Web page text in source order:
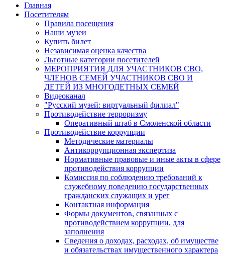
Главная
Посетителям
Правила посещения
Наши музеи
Купить билет
Независимая оценка качества
Льготные категории посетителей
МЕРОПРИЯТИЯ ДЛЯ УЧАСТНИКОВ СВО,
ЧЛЕНОВ СЕМЕЙ УЧАСТНИКОВ СВО И
ДЕТЕЙ ИЗ МНОГОДЕТНЫХ СЕМЕЙ
Видеоканал
"Русский музей: виртуальный филиал"
Противодействие терроризму
Оперативный штаб в Смоленской области
Противодействие коррупции
Методические материалы
Антикоррупционная экспертиза
Нормативные правовые и иные акты в сфере
противодействия коррупции
Комиссия по соблюдению требований к
служебному поведению государственных
гражданских служащих и урег
Контактная информация
Формы документов, связанных с
противодействием коррупции, для
заполнения
Сведения о доходах, расходах, об имуществе
и обязательствах имущественного характера